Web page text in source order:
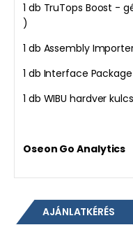
1 db TruTops Boost -
)
1 db Assembly
1 db Interface Package
1 db WIBU hardver
Oseon Go Analytics
AJÁNLATKÉRÉS